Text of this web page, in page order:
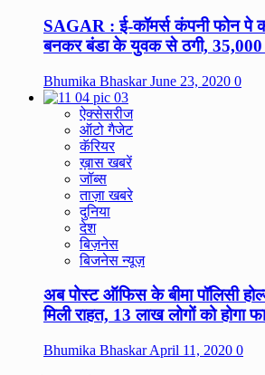
SAGAR : ई-कॉमर्स कंपनी फोन पे
बनकर बंडा के युवक से ठगी, 35,000
Bhumika BhaskarJune 23, 2020 0
ऐक्सेसरीज
ऑटो गैजेट
कॅरियर
ख़ास खबरें
जॉब्स
ताज़ा खबरे
दुनिया
देश
बिज़नेस
बिजनेस न्यूज़
अब पोस्ट ऑफिस के बीमा पॉलिसी
मिली राहत, 13 लाख लोगों को होगा
Bhumika BhaskarApril 11, 2020 0